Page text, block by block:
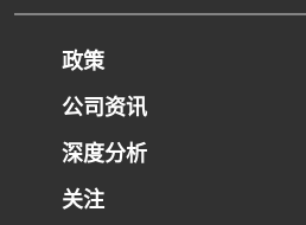
政策
公司资讯
深度分析
关注